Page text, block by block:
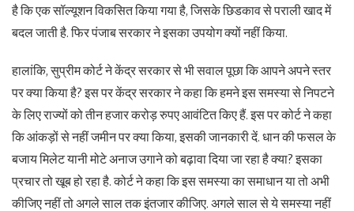
है कि एक सॉल्यूशन विकसित किया गया है, जिसके छिडकाव से पराली खाद में
बदल जाती है. फिर पंजाब सरकार ने इसका उपयोग क्यों नहीं किया.
हालांकि, सुप्रीम कोर्ट ने केंद्र सरकार से भी सवाल पूछा कि आपने अपने स्तर
पर क्या किया है? इस पर केंद्र सरकार ने कहा कि हमने इस समस्या से निपटने
के लिए राज्यों को तीन हजार करोड़ रुपए आवंटित किए हैं. इस पर कोर्ट ने कहा
कि आंकड़ों से नहीं जमीन पर क्या किया, इसकी जानकारी दें. धान की फसल के
बजाय मिलेट यानी मोटे अनाज उगाने को बढ़ावा दिया जा रहा है क्या? इसका
प्रचार तो खूब हो रहा है. कोर्ट ने कहा कि इस समस्या का समाधान या तो अभी
कीजिए नहीं तो अगले साल तक इंतजार कीजिए. अगले साल से ये समस्या नहीं